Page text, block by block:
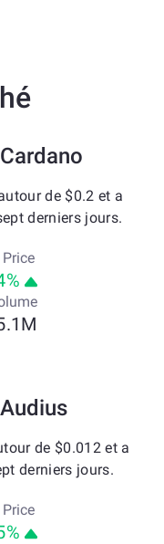
de $0.2 et a
derniers jours.
de $0.012 et a
derniers jours.